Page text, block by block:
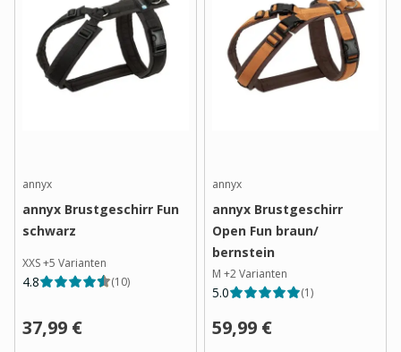
annyx
annyx Brustgeschirr Fun
schwarz
XXS+5 Varianten
4.8 (10)
37,99 €
annyx
annyx Brustgeschirr
Open Fun braun/
bernstein
M +2Varianten
5.0 (1)
59,99 €